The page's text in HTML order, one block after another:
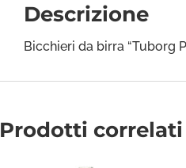
Descrizione
Bicchieri da birra “Tuborg
Prodotti correlati